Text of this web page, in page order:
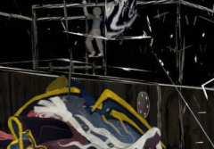
Primair Onderwijs